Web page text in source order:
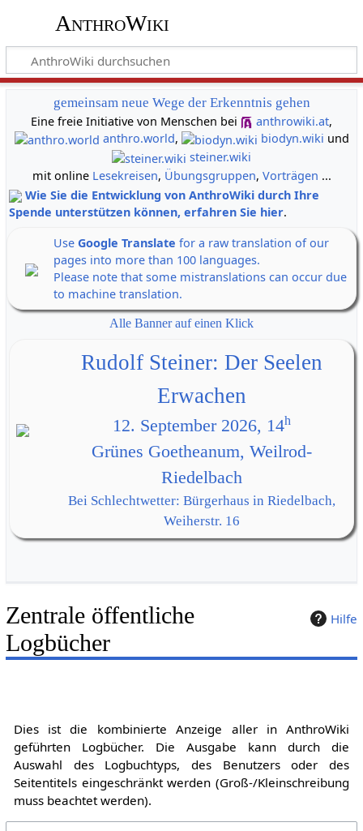
AnthroWiki
gemeinsam neue Wege der Erkenntnis gehen
Eine freie Initiative von Menschen bei
anthrowiki.at,
anthro.world, biodyn.wiki und
steiner.wiki
mit online Lesekreisen, Übungsgruppen, Vorträgen ...
Wie Sie die Entwicklung von AnthroWiki durch Ihre
Spende unterstützen können, erfahren Sie hier.
Use Google Translate for a raw translation of our
pages into more than 100 languages.
Please note that some mistranslations can occur due
to machine translation.
Alle Banner auf einen Klick
Rudolf Steiner: Der Seelen
Erwachen
12. September 2026, 14h
Grünes Goetheanum, Weilrod-
Riedelbach
Bei Schlechtwetter: Bürgerhaus in Riedelbach,
Weiherstr. 16
Hilfe
Zentrale öffentliche
Logbücher
Dies ist die kombinierte Anzeige aller in AnthroWiki
geführten Logbücher. Die Ausgabe kann durch die
Auswahl des Logbuchtyps, des Benutzers oder des
Seitentitels eingeschränkt werden (Groß-/Kleinschreibung
muss beachtet werden).